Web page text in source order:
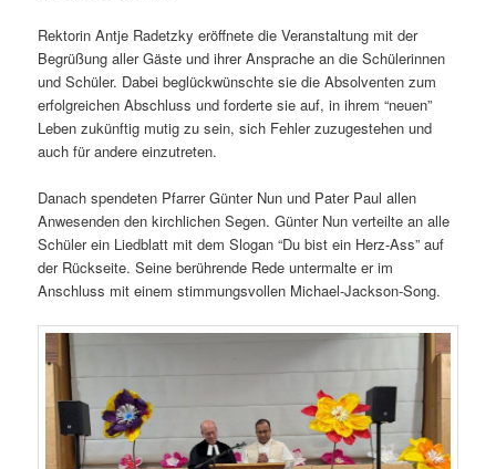
Rektorin Antje Radetzky eröffnete die Veranstaltung mit der
Begrüßung aller Gäste und ihrer Ansprache an die Schülerinnen
und Schüler. Dabei beglückwünschte sie die Absolventen zum
erfolgreichen Abschluss und forderte sie auf, in ihrem “neuen”
Leben zukünftig mutig zu sein, sich Fehler zuzugestehen und
auch für andere einzutreten.
Danach spendeten Pfarrer Günter Nun und Pater Paul allen
Anwesenden den kirchlichen Segen. Günter Nun verteilte an alle
Schüler ein Liedblatt mit dem Slogan “Du bist ein Herz-Ass” auf
der Rückseite. Seine berührende Rede untermalte er im
Anschluss mit einem stimmungsvollen Michael-Jackson-Song.